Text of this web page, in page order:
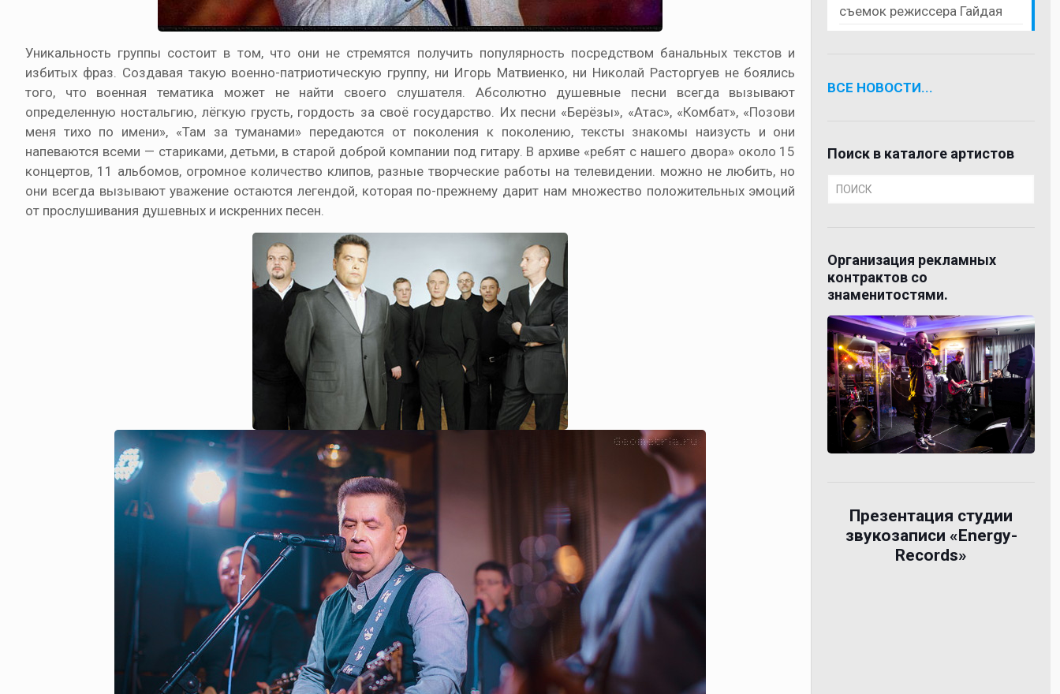
Уникальность группы состоит в том, что они не стремятся получить популярность посредством банальных текстов и
избитых фраз. Создавая такую военно-патриотическую группу, ни Игорь Матвиенко, ни Николай Расторгуев не боялись
того, что военная тематика может не найти своего слушателя. Абсолютно душевные песни всегда вызывают
определенную ностальгию, лёгкую грусть, гордость за своё государство. Их песни «Берёзы», «Атас», «Комбат», «Позови
меня тихо по имени», «Там за туманами» передаются от поколения к поколению, тексты знакомы наизусть и они
напеваются всеми — стариками, детьми, в старой доброй компании под гитару. В архиве «ребят с нашего двора» около 15
концертов, 11 альбомов, огромное количество клипов, разные творческие работы на телевидении. можно не любить, но
они всегда вызывают уважение остаются легендой, которая по-прежнему дарит нам множество положительных эмоций
от прослушивания душевных и искренних песен.
съемок режиссера Гайдая
ВСЕ НОВОСТИ...
Поиск в каталоге артистов
Организация рекламных
контрактов со
знаменитостями.
Презентация студии
звукозаписи «Energy-
Records»